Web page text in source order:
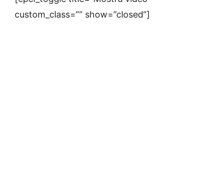
custom_class=”” show=”closed”]